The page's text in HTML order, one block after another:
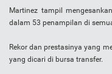
Martinez tampil
dalam 53 penampilan di
Rekor dan prestasinya yang
yang dicari di bursa transfer.